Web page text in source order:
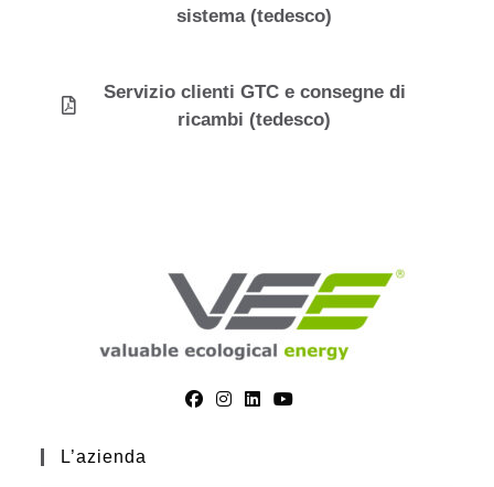
sistema (tedesco)
Servizio clienti GTC e consegne di
ricambi (tedesco)
L’azienda